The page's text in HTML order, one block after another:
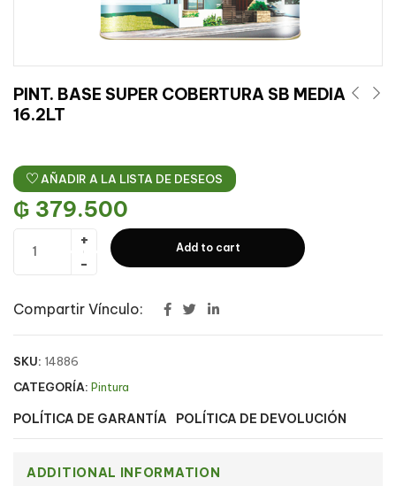
PINT. BASE SUPER COBERTURA SB MEDIA
16.2LT
AÑADIR A LA LISTA DE DESEOS
₲ 379.500
Add to cart
Compartir Vínculo:
SKU: 14886
CATEGORÍA: Pintura
POLÍTICA DE GARANTÍA POLÍTICA DE DEVOLUCIÓN
ADDITIONAL INFORMATION